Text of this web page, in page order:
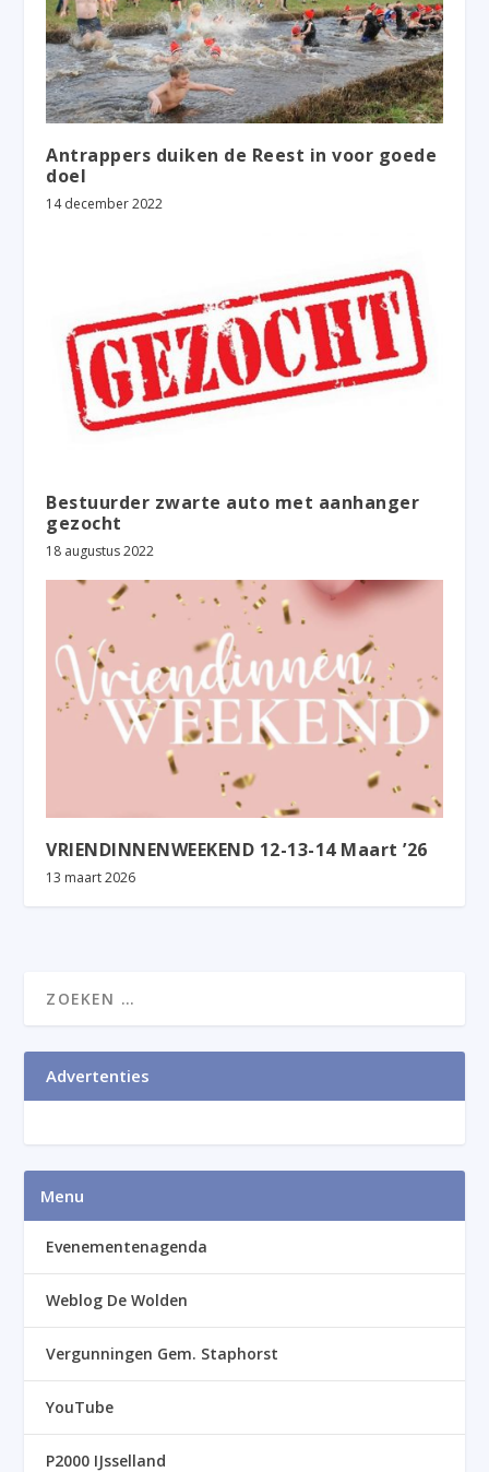
Antrappers duiken de Reest in voor goede
doel
14 december 2022
Bestuurder zwarte auto met aanhanger
gezocht
18 augustus 2022
VRIENDINNENWEEKEND 12-13-14 Maart ’26
13 maart 2026
Advertenties
Menu
Evenementenagenda
Weblog De Wolden
Vergunningen Gem. Staphorst
YouTube
P2000 IJsselland